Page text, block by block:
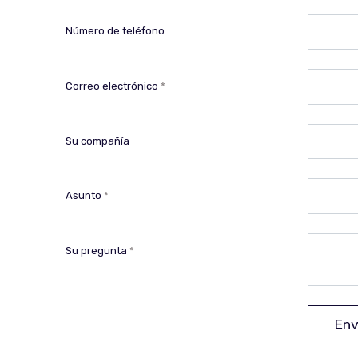
Número de teléfono
Correo electrónico
Su compañía
Asunto
Su pregunta